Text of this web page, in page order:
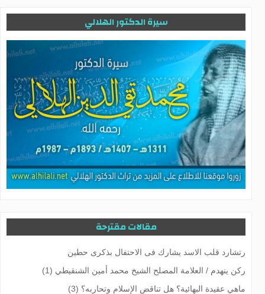
سيرة الدكتور الهلالي
مقالات مقترحة
رتشارد قلب الاسد یشارك فی الاحتفال بذکری حطین
ركن ينهدم / العلامة المصلح الشيخ محمد أمين الشنقيطي (1)
ماهي عقيدة البهائية؟ هل تناقض الإسلام وتحاربه؟ (3)